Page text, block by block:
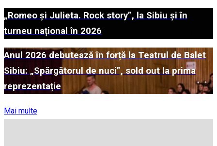
„Romeo și Julieta. Rock story”, la Sibiu și în
turneu național în 2026
Anul 2026 debutează în forță la Teatrul de Balet
Sibiu: „Spărgătorul de nuci”, sold out la prima
reprezentație
Mai multe